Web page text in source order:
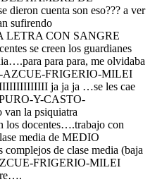
cuenta son eso??? a ver
sufirendo
CON SANGRE
se creen los guardianes
para para, me olvidaba
AZCUE-FRIGERIO-MILEI
ja ja ja …se les cae
Y-CASTO-
la psiquiatra
los docentes….trabajo con
media de MEDIO
de clase media (baja
FRIGERIO-MILEI